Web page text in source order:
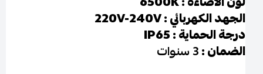
الجهد الكهربائي : 220V-240V
درجة الحماية : IP65
الضمان :3 سنوات